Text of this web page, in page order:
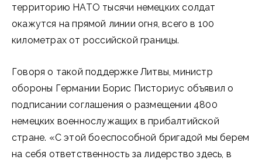
территорию НАТО тысячи немецких солдат
окажутся на прямой линии огня, всего в 100
километрах от российской границы.
Говоря о такой поддержке Литвы, министр
обороны Германии Борис Писториус объявил о
подписании соглашения о размещении 4800
немецких военнослужащих в прибалтийской
стране. «С этой боеспособной бригадой мы берем
на себя ответственность за лидерство здесь, в